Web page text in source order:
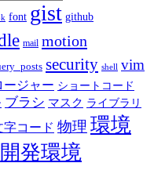
font gist github
mail motion
security shell vim
ージャー ショートコード
ブラシ マスク ライブラリ
字コード 物理 環境
開発環境